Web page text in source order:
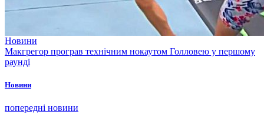
Новини
Макгрегор програв технічним нокаутом Голловею у першому
раунді
Новини
попередні новини